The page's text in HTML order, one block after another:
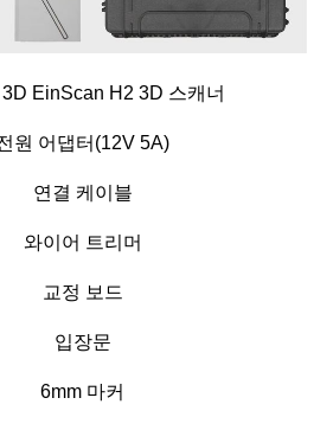
EinScan H2 3D 스캐너
원 어댑터(12V 5A)
연결 케이블
와이어 트리머
교정 보드
입장문
6mm 마커